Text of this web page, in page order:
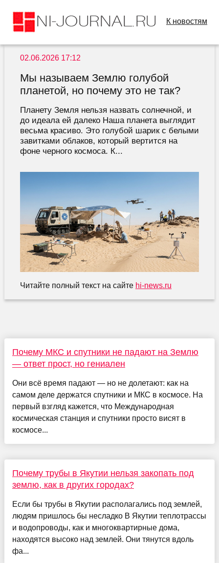
К новостям
02.06.2026 17:12
Мы называем Землю голубой
планетой, но почему это не так?
Планету Земля нельзя назвать солнечной, и
до идеала ей далеко Наша планета выглядит
весьма красиво. Это голубой шарик с белыми
завитками облаков, который вертится на
фоне черного космоса. К...
Читайте полный текст на сайте hi-news.ru
Почему МКС и спутники не падают на Землю
— ответ прост, но гениален
Они всё время падают — но не долетают: как на
самом деле держатся спутники и МКС в космосе. На
первый взгляд кажется, что Международная
космическая станция и спутники просто висят в
космосе...
Почему трубы в Якутии нельзя закопать под
землю, как в других городах?
Если бы трубы в Якутии располагались под землей,
людям пришлось бы несладко В Якутии теплотрассы
и водопроводы, как и многоквартирные дома,
находятся высоко над землей. Они тянутся вдоль
фа...